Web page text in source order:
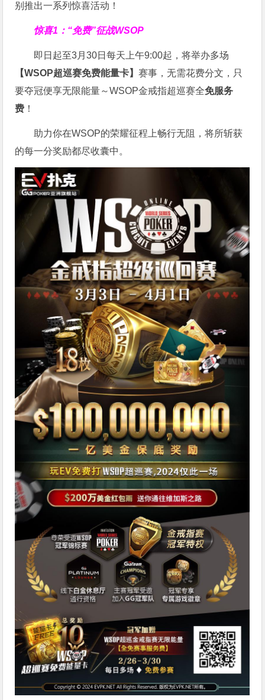
别推出一系列惊喜活动！
惊喜1：“免费”征战WSOP
即日起至3月30日每天上午9:00起，将举办多场
【WSOP超巡赛免费能量卡】赛事，无需花费分文，只
要夺冠便享无限能量～WSOP金戒指超巡赛全免服务
费 ！
助力你在WSOP的荣耀征程上畅行无阻，将所斩获
的每一分奖励都尽收囊中。